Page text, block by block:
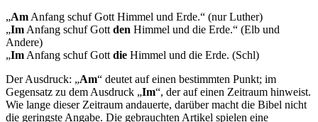
„Am Anfang schuf Gott Himmel und Erde.“ (nur Luther)
„Im Anfang schuf Gott den Himmel und die Erde.“ (Elb und
Andere)
„Im Anfang schuf Gott die Himmel und die Erde. (Schl)
Der Ausdruck: „Am“ deutet auf einen bestimmten Punkt; im
Gegensatz zu dem Ausdruck „Im“, der auf einen Zeitraum hinweist.
Wie lange dieser Zeitraum andauerte, darüber macht die Bibel nicht
die geringste Angabe. Die gebrauchten Artikel spielen eine